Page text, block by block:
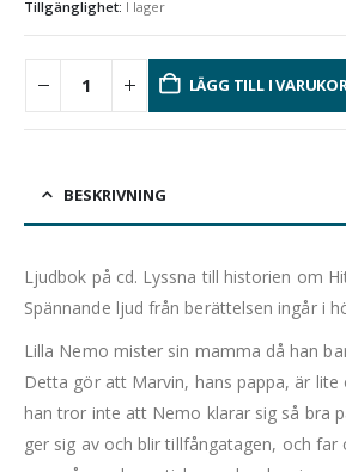
Tillgänglighet: I lager
LÄGG TILL I
BESKRIVNING
Ljudbok på cd. Lyssna till historien om
Spännande ljud från berättelsen ingår i
Lilla Nemo mister sin mamma då han
Detta gör att Marvin, hans pappa, är lite
han tror inte att Nemo klarar sig så bra
ger sig av och blir tillfångatagen, och far